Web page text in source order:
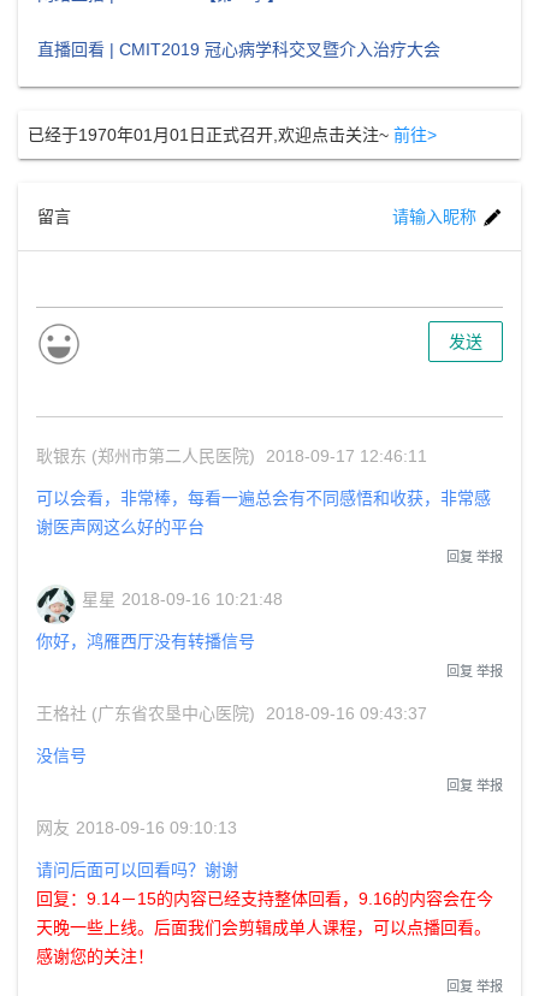
直播回看 | CMIT2019 冠心病学科交叉暨介入治疗大会
已经于1970年01月01日正式召开,欢迎点击关注~ 前往>
留言 请输入昵称
发送
耿银东 (郑州市第二人民医院) 2018-09-17 12:46:11
可以会看，非常棒，每看一遍总会有不同感悟和收获，非常感
谢医声网这么好的平台
回复 举报
星星 2018-09-16 10:21:48
你好，鸿雁西厅没有转播信号
回复 举报
王格社 (广东省农垦中心医院) 2018-09-16 09:43:37
没信号
回复 举报
网友 2018-09-16 09:10:13
请问后面可以回看吗？谢谢
回复：9.14－15的内容已经支持整体回看，9.16的内容会在今
天晚一些上线。后面我们会剪辑成单人课程，可以点播回看。
感谢您的关注！
回复 举报